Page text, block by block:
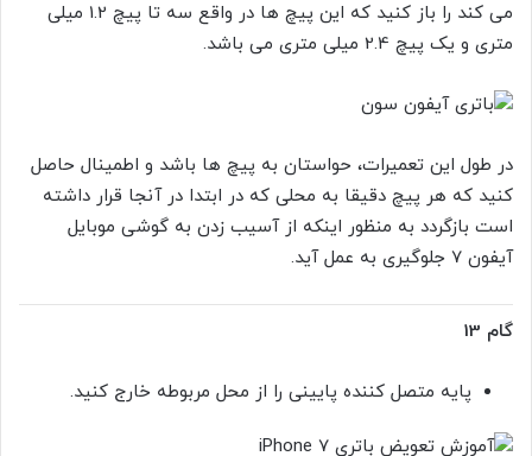
می کند را باز کنید که این پیچ ها در واقع سه تا پیچ 1.2 میلی
متری و یک پیچ 2.4 میلی متری می باشد.
در طول این تعمیرات، حواستان به پیچ ها باشد و اطمینال حاصل
کنید که هر پیچ دقیقا به محلی که در ابتدا در آنجا قرار داشته
است بازگردد به منظور اینکه از آسیب زدن به گوشی موبایل
آیفون 7 جلوگیری به عمل آید.
گام 13
پایه متصل کننده پایینی را از محل مربوطه خارج کنید.